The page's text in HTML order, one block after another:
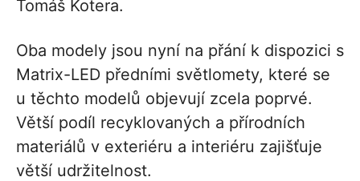
Tomáš Kotera.
Oba modely jsou nyní na přání k dispozici s
Matrix-LED předními světlomety, které se
u těchto modelů objevují zcela poprvé.
Větší podíl recyklovaných a přírodních
materiálů v exteriéru a interiéru zajišťuje
větší udržitelnost.